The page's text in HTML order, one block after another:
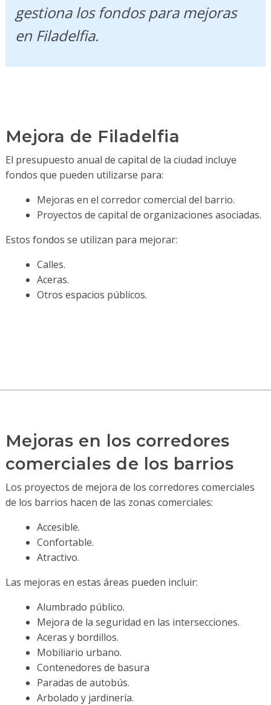
gestiona los fondos para mejoras
en Filadelfia.
Mejora de Filadelfia
El presupuesto anual de capital de la ciudad incluye
fondos que pueden utilizarse para:
Mejoras en el corredor comercial del barrio.
Proyectos de capital de organizaciones asociadas.
Estos fondos se utilizan para mejorar:
Calles.
Aceras.
Otros espacios públicos.
Mejoras en los corredores
comerciales de los barrios
Los proyectos de mejora de los corredores comerciales
de los barrios hacen de las zonas comerciales:
Accesible.
Confortable.
Atractivo.
Las mejoras en estas áreas pueden incluir:
Alumbrado público.
Mejora de la seguridad en las intersecciones.
Aceras y bordillos.
Mobiliario urbano.
Contenedores de basura
Paradas de autobús.
Arbolado y jardinería.